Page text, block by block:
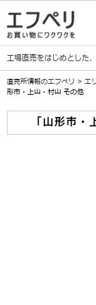
工場直売をはじめとした、
直売所情報のエフペリ > エ
形市・上山・村山 その他
「山形市